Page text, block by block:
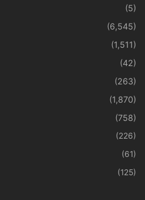
(5)
(6,545)
(1,511)
(42)
(263)
(1,870)
(758)
(226)
(61)
(125)